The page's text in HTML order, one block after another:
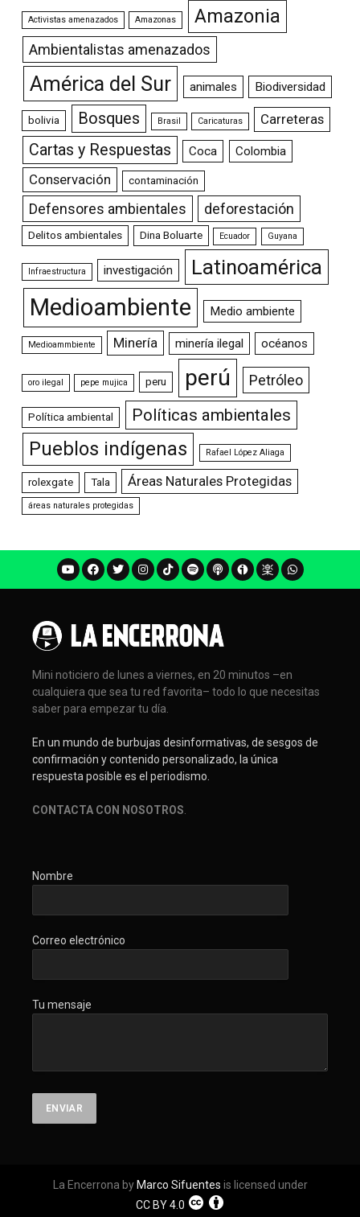
Activistas amenazados Amazonas Amazonia
Ambientalistas amenazados
América del Sur animales Biodiversidad
bolivia Bosques Brasil Caricaturas Carreteras
Cartas y Respuestas Coca Colombia
Conservación contaminación
Defensores ambientales deforestación
Delitos ambientales Dina Boluarte Ecuador Guyana
Infraestructura investigación Latinoamérica
Medioambiente Medio ambiente
Medioammbiente Minería minería ilegal océanos
oro ilegal pepe mujica peru perú Petróleo
Política ambiental Políticas ambientales
Pueblos indígenas Rafael López Aliaga
rolexgate Tala Áreas Naturales Protegidas
áreas naturales protegidas
Mini noticiero de lunes a viernes, en 20 minutos –en
cualquiera que sea tu red favorita– todo lo que necesitas
saber para empezar tu día.
En un mundo de burbujas desinformativas, de sesgos de
confirmación y contenido personalizado, la única
respuesta posible es el periodismo.
CONTACTA CON NOSOTROS
Nombre
Correo electrónico
Tu mensaje
La Encerrona by Marco Sifuentes is licensed under
CC BY 4.0